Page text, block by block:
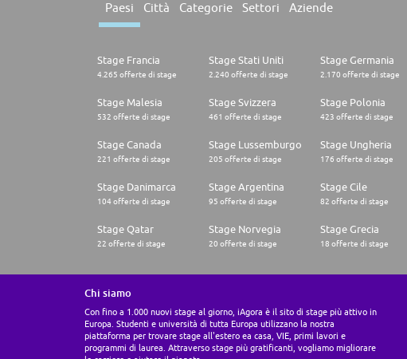
Paesi Città Categorie Settori Aziende
Stage Francia
4.265 offerte di stage
Stage Stati Uniti
2.240 offerte di stage
Stage Germania
2.170 offerte di stage
Stage Malesia
532 offerte di stage
Stage Svizzera
461 offerte di stage
Stage Polonia
423 offerte di stage
Stage Canada
221 offerte di stage
Stage Lussemburgo
205 offerte di stage
Stage Ungheria
176 offerte di stage
Stage Danimarca
104 offerte di stage
Stage Argentina
95 offerte di stage
Stage Cile
82 offerte di stage
Stage Qatar
22 offerte di stage
Stage Norvegia
20 offerte di stage
Stage Grecia
18 offerte di stage
Chi siamo
Con fino a 1.000 nuovi stage al giorno, iAgora è il sito di stage più attivo in
Europa. Studenti e università di tutta Europa utilizzano la nostra
piattaforma per trovare stage all'estero ea casa, VIE, primi lavori e
programmi di laurea. Attraverso stage più gratificanti, vogliamo migliorare